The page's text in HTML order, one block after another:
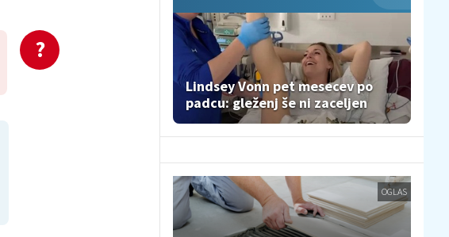
Lindsey Vonn pet mesecev po
padcu: gleženj še ni zaceljen
OGLAS